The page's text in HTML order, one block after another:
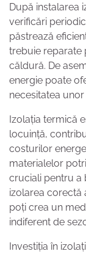
După instalarea
verificări
păstrează
trebuie reparate
căldură. De
energie poate
necesitatea unor
Izolația termică
locuință,
costurilor
materialelor
cruciali pentru a
izolarea corectă
poți crea un
indiferent de
Investiția în